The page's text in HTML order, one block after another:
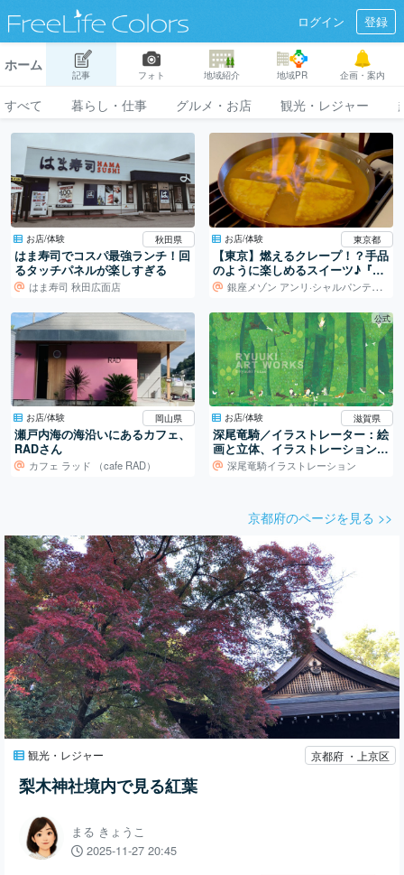
ログイン 登録
ホーム
記事 フォト 地域紹介 地域PR 企画・案内
すべて 暮らし・仕事 グルメ・お店 観光・レジャー
お店/体験 秋田県
はま寿司でコスパ最強ランチ！回
るタッチパネルが楽しすぎる
はま寿司 秋田広面店
お店/体験 東京都
【東京】燃えるクレープ！？手品
のように楽しめるスイーツ♪『ア
ンリ・シャルパンティエ 銀座メ
銀座メゾン アンリ·シャルパンティエ
お店/体験 岡山県
瀬戸内海の海沿いにあるカフェ、
RADさん
カフェ ラッド （cafe RAD）
公式
お店/体験 滋賀県
深尾竜騎／イラストレーター：絵
画と立体、イラストレーションの
世界深尾竜騎イラストレーション
京都府のページを見る >>
観光・レジャー 京都府 ・上京区
梨木神社境内で見る紅葉
まる きょうこ
2025-11-27 20:45